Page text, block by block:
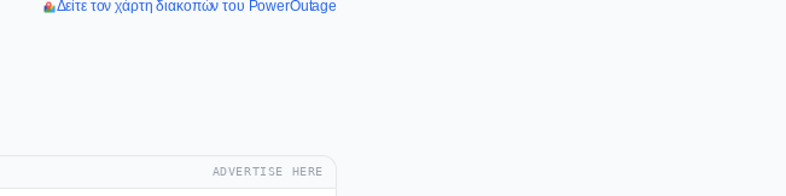
Δείτε τον χάρτη διακοπών του PowerOutage
ADVERTISE HERE